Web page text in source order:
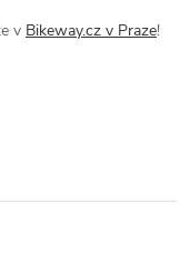
v Bikeway.cz v Praze!